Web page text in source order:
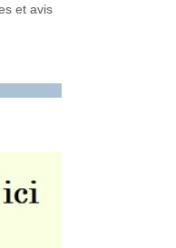
et avis